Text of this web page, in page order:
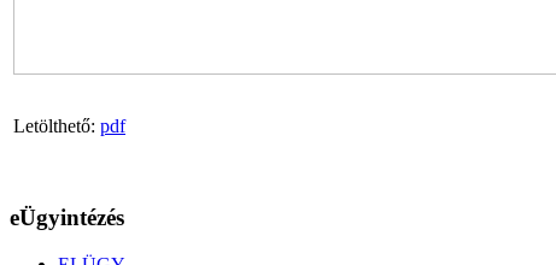
Letölthető: pdf
eÜgyintézés